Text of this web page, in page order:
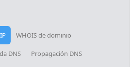
WHOIS de dominio
DNS Propagación DNS